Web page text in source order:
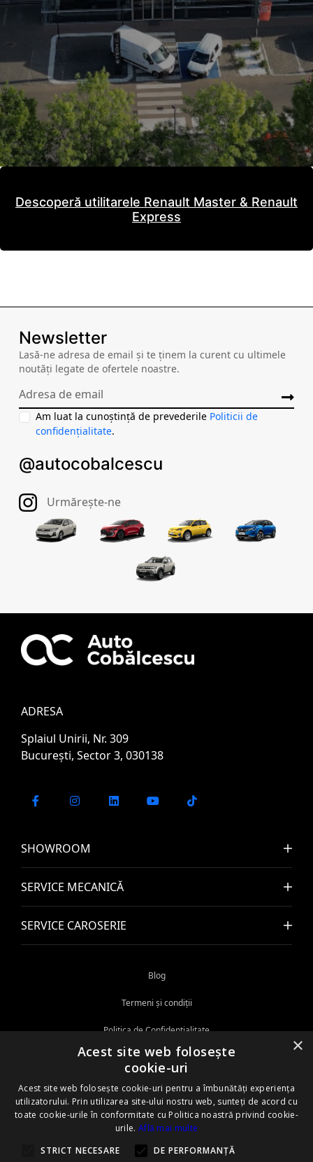
Descoperă utilitarele Renault Master & Renault
Express
Newsletter
Lasă-ne adresa de email și te ținem la curent cu ultimele
noutăți legate de ofertele noastre.
Am luat la cunoștință de prevederile Politicii de
confidențialitate.
@autocobalcescu
Urmărește-ne
ADRESA
Splaiul Unirii, Nr. 309
București, Sector 3, 030138
SHOWROOM
SERVICE MECANICĂ
SERVICE CAROSERIE
Blog
Termeni și condiții
Politica de Confidențialitate
Politica cookie
ANPC
Informații privind protecția mediului
×
Acest site web folosește
cookie-uri
Acest site web folosește cookie-uri pentru a îmbunătăți experiența
utilizatorului. Prin utilizarea site-ului nostru web, sunteți de acord cu
toate cookie-urile în conformitate cu Politica noastră privind cookie-
urile. Află mai multe
STRICT NECESARE
DE PERFORMANȚĂ